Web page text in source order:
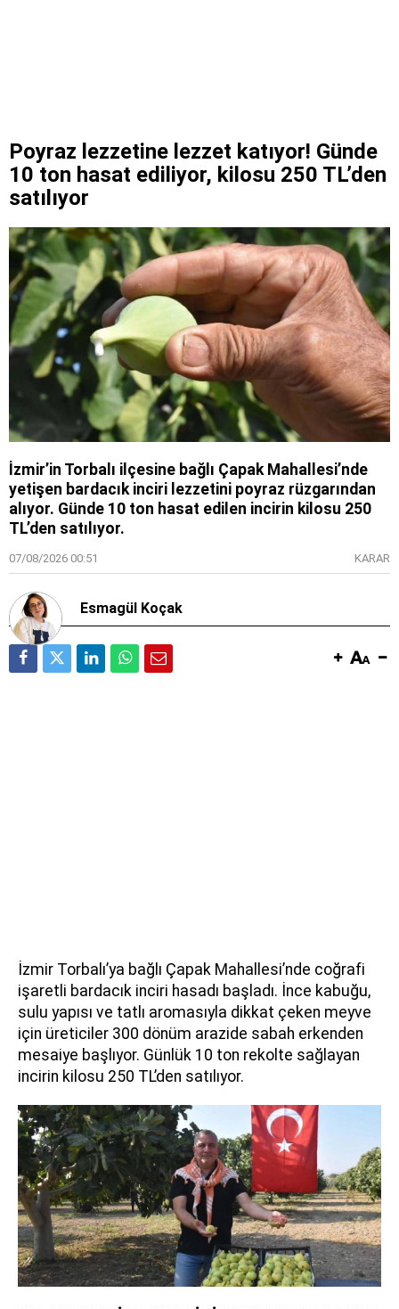
Poyraz lezzetine lezzet katıyor! Günde
10 ton hasat ediliyor, kilosu 250 TL’den
satılıyor
İzmir’in Torbalı ilçesine bağlı Çapak Mahallesi’nde
yetişen bardacık inciri lezzetini poyraz rüzgarından
alıyor. Günde 10 ton hasat edilen incirin kilosu 250
TL’den satılıyor.
07/08/2026 00:51 KARAR
Esmagül Koçak
İzmir Torbalı’ya bağlı Çapak Mahallesi’nde coğrafi
işaretli bardacık inciri hasadı başladı. İnce kabuğu,
sulu yapısı ve tatlı aromasıyla dikkat çeken meyve
için üreticiler 300 dönüm arazide sabah erkenden
mesaiye başlıyor. Günlük 10 ton rekolte sağlayan
incirin kilosu 250 TL’den satılıyor.